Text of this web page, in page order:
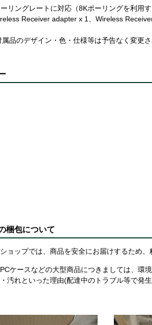
リングレートに対応（8Kポーリングを利用
Receiver adapter x 1、Wireless
品のデザイン・色・仕様等は予告なく変更さ
梱包について
ョップでは、商品を安全にお届けするため
ケースなどの大型商品につきましては、環
汚れといった理由(配達中のトラブル等で発